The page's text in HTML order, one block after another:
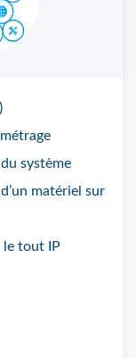
système
matériel sur
le tout IP